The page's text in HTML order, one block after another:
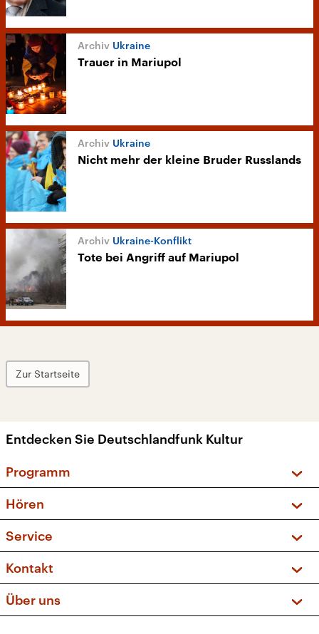
Ukraine
Trauer in Mariupol
Ukraine
Nicht mehr der kleine Bruder Russlands
Ukraine-Konflikt
Tote bei Angriff auf Mariupol
Zur Startseite
Entdecken Sie Deutschlandfunk Kultur
Programm
Sendungen und Podcasts
Musikliste
Kakadu – Das Kinderprogramm
Hören
Frequenzen (UKW + DAB+)
Service
FAQ
Apps
Newsletter
Kontakt
Social Media
Über uns